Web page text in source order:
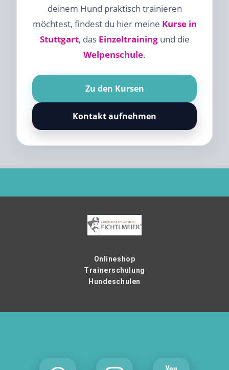
deinem Hund praktisch trainieren
möchtest, findest du hier meine Kurse in
Stuttgart, das Einzeltrainingund die
Welpenschule.
Zu den Kursen
Kontakt aufnehmen
Onlineshop
Trainerschulung
Hundeschulen